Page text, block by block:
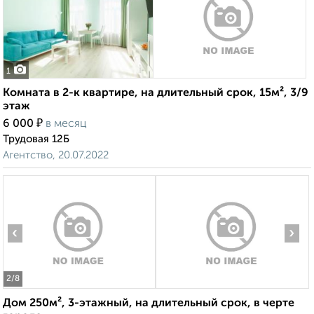
1
Комната в 2-к квартире, на длительный срок, 15м², 3/9
этаж
6 000 ₽ в месяц
Трудовая 12Б
Агентство, 20.07.2022
2/8
‹ ›
Дом 250м², 3-этажный, на длительный срок, в черте